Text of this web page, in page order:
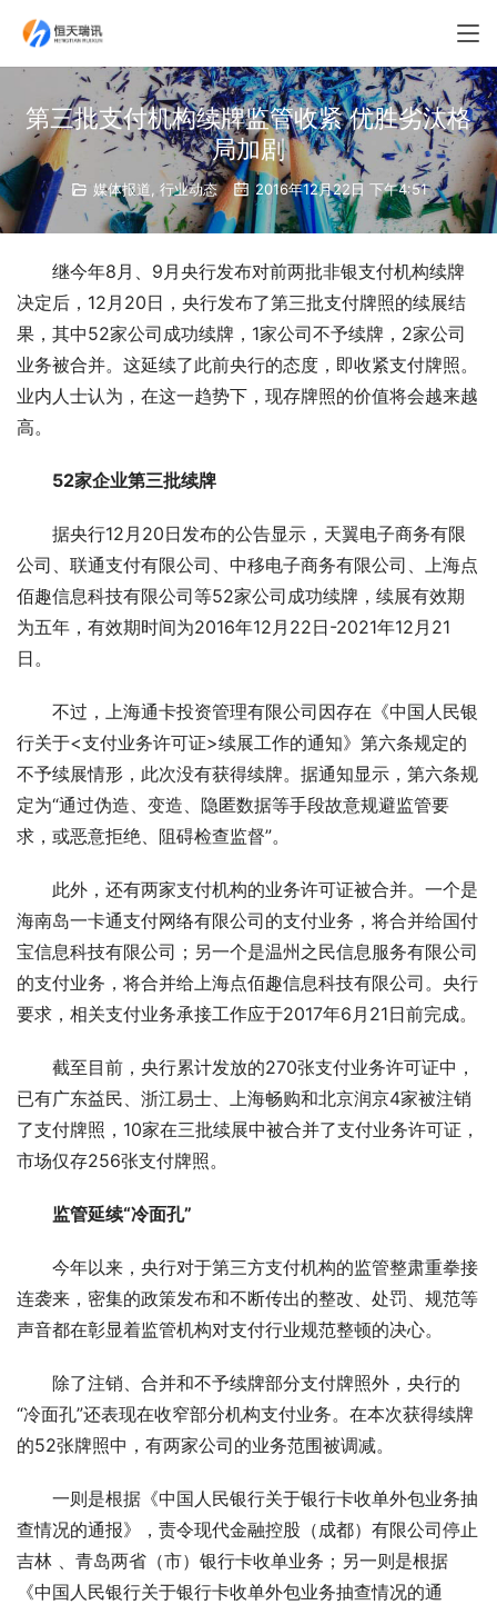
第三批支付机构续牌监管收紧 优胜劣汰格
局加剧
媒体报道 行业动态 2016年12月22日 下午4:51
继今年8月、9月央行发布对前两批非银支付机构续牌
决定后，12月20日，央行发布了第三批支付牌照的续展结
果，其中52家公司成功续牌，1家公司不予续牌，2家公司
业务被合并。这延续了此前央行的态度，即收紧支付牌照。
业内人士认为，在这一趋势下，现存牌照的价值将会越来越
高。
52家企业第三批续牌
据央行12月20日发布的公告显示，天翼电子商务有限
公司、联通支付有限公司、中移电子商务有限公司、上海点
佰趣信息科技有限公司等52家公司成功续牌，续展有效期
为五年，有效期时间为2016年12月22日-2021年12月21
日。
不过，上海通卡投资管理有限公司因存在《中国人民银
行关于<支付业务许可证>续展工作的通知》第六条规定的
不予续展情形，此次没有获得续牌。据通知显示，第六条规
定为“通过伪造、变造、隐匿数据等手段故意规避监管要
求，或恶意拒绝、阻碍检查监督”。
此外，还有两家支付机构的业务许可证被合并。一个是
海南岛一卡通支付网络有限公司的支付业务，将合并给国付
宝信息科技有限公司；另一个是温州之民信息服务有限公司
的支付业务，将合并给上海点佰趣信息科技有限公司。央行
要求，相关支付业务承接工作应于2017年6月21日前完成。
截至目前，央行累计发放的270张支付业务许可证中，
已有广东益民、浙江易士、上海畅购和北京润京4家被注销
了支付牌照，10家在三批续展中被合并了支付业务许可证，
市场仅存256张支付牌照。
监管延续“冷面孔”
今年以来，央行对于第三方支付机构的监管整肃重拳接
连袭来，密集的政策发布和不断传出的整改、处罚、规范等
声音都在彰显着监管机构对支付行业规范整顿的决心。
除了注销、合并和不予续牌部分支付牌照外，央行的
“冷面孔”还表现在收窄部分机构支付业务。在本次获得续牌
的52张牌照中，有两家公司的业务范围被调减。
一则是根据《中国人民银行关于银行卡收单外包业务抽
查情况的通报》，责令现代金融控股（成都）有限公司停止
吉林 、青岛两省（市）银行卡收单业务；另一则是根据
《中国人民银行关于银行卡收单外包业务抽查情况的通